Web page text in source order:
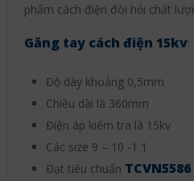
phẩm cách điện đòi hỏi chất
Găng tay cách điện 15kv:
Độ dày khoảng 0,5mm
Chiều dài là 360mm
Điện áp kiểm tra là 15kv
Các size 9 – 10 -1 1
Đạt tiêu chuẩn TCVN5586